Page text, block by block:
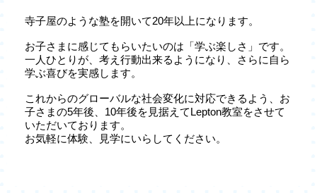
寺子屋のような塾を開いて20年以上になります。
お子さまに感じてもらいたいのは「学ぶ楽しさ」です。
一人ひとりが、考え行動出来るようになり、さらに自ら
学ぶ喜びを実感します。
これからのグローバルな社会変化に対応できるよう、お
子さまの5年後、10年後を見据えてLepton教室をさせて
いただいております。
お気軽に体験、見学にいらしてください。